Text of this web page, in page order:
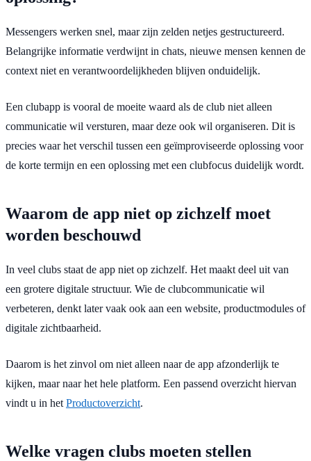
Messengers werken snel, maar zijn zelden netjes gestructureerd.
Belangrijke informatie verdwijnt in chats, nieuwe mensen kennen de
context niet en verantwoordelijkheden blijven onduidelijk.
Een clubapp is vooral de moeite waard als de club niet alleen
communicatie wil versturen, maar deze ook wil organiseren. Dit is
precies waar het verschil tussen een geïmproviseerde oplossing voor
de korte termijn en een oplossing met een clubfocus duidelijk wordt.
Waarom de app niet op zichzelf moet
worden beschouwd
In veel clubs staat de app niet op zichzelf. Het maakt deel uit van
een grotere digitale structuur. Wie de clubcommunicatie wil
verbeteren, denkt later vaak ook aan een website, productmodules of
digitale zichtbaarheid.
Daarom is het zinvol om niet alleen naar de app afzonderlijk te
kijken, maar naar het hele platform. Een passend overzicht hiervan
vindt u in het Productoverzicht.
Welke vragen clubs moeten stellen